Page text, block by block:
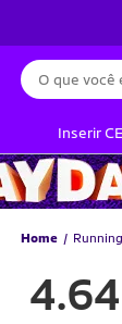
Busca
Inserir
Home Running
4.64